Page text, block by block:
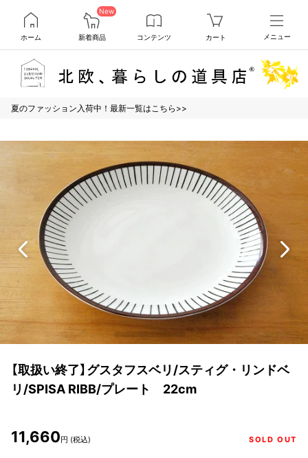
ホーム
New
新着商品 コンテンツ カート メニュー
夏のファッション入荷中！最新一覧はこちら>>
【取扱い終了】グスタフスベリ/スティグ・リンドベ
リ/SPISA RIBB/プレート 22cm
11,660円 (税込) SOLD OUT